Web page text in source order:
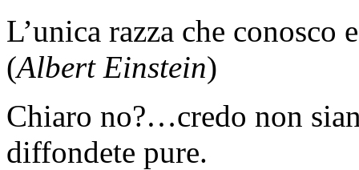
L’unica razza che conosco
(Albert Einstein)
Chiaro no?…credo non
diffondete pure.